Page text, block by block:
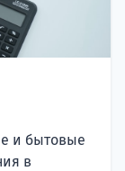
и бытовые
в